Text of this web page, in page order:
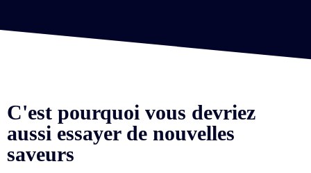
C'est pourquoi vous devriez
aussi essayer de nouvelles
saveurs